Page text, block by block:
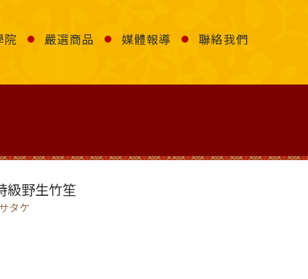
院 嚴選商品 媒體報導 聯絡我們
野生竹笙
タケ